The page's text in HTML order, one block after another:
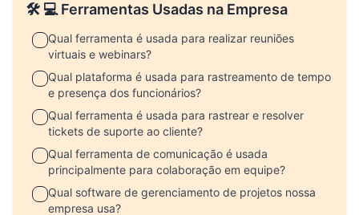
🛠️ 💻 Ferramentas Usadas na Empresa
Qual ferramenta é usada para realizar reuniões
virtuais e webinars?
Qual plataforma é usada para rastreamento de tempo
e presença dos funcionários?
Qual ferramenta é usada para rastrear e resolver
tickets de suporte ao cliente?
Qual ferramenta de comunicação é usada
principalmente para colaboração em equipe?
Qual software de gerenciamento de projetos nossa
empresa usa?